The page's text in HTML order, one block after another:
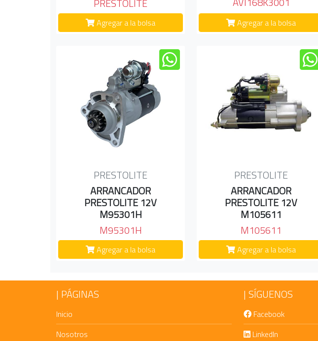
PRESTOLITE
Agregar a la bolsa Agregar a la bolsa
PRESTOLITE
ARRANCADOR
PRESTOLITE 12V
M95301H
M95301H
Agregar a la bolsa
PRESTOLITE
ARRANCADOR
PRESTOLITE 12V
M105611
M105611
Agregar a la bolsa
PÁGINAS
Inicio
Nosotros
SÍGUENOS
Facebook
LinkedIn